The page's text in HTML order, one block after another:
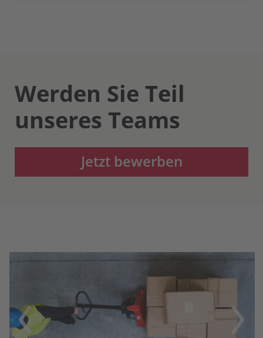
Werden Sie Teil
unseres Teams
Jetzt bewerben
Previous Next